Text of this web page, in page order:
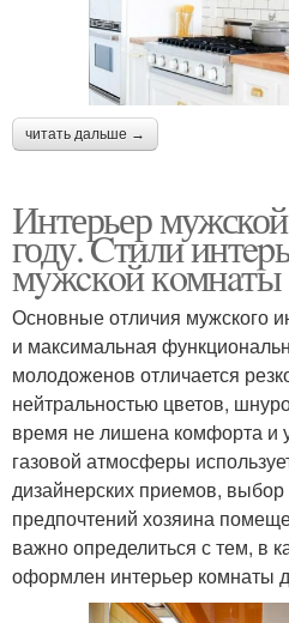
читать дальше →
Интерьер
году. Cтили
мyжcкoй кoмнaты
Основные отличия мужского
и максимальная
молодоженов отличается
нейтральностью цветов,
время не лишена комфорта и
газовой атмосферы
дизайнерских приемов, выбор
предпочтений хозяина
важно определиться с тем, в
оформлен интерьер комнаты